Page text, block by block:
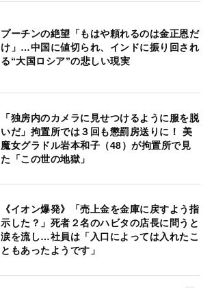
プーチンの絶望「もはや頼れるのは金正恩だ
け」…中国に値切られ、インドに振り回され
る“大国ロシア”の悲しい現実
「独房内のカメラに見せつけるように服を脱
いだ」拘置所では３回も懲罰房送りに！ 美
魔女グラドル岩本和子（48）が拘置所で見
た「この世の地獄」
《イオン爆発》「売上金を金庫に戻すよう指
示した？」死者２名のハビタの店長に問うと
涙を流し…社員は「入口によっては入れたこ
ともあったようです」